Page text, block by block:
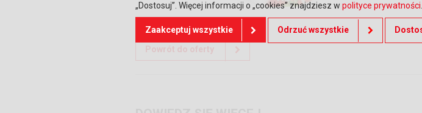
Powrót do oferty
„Dostosuj”. Więcej informacji o „cookies” znajdziesz w polityce prywatności.
Zaakceptuj wszystkie Odrzuć wszystkie